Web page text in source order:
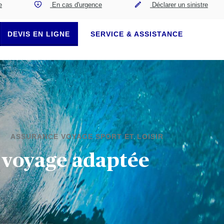
En cas d'urgence Déclarer un sinistre
DEVIS EN LIGNE SERVICE & ASSISTANCE
ASSURANCE VOYAGE SPORT ET LOISIR
adaptée